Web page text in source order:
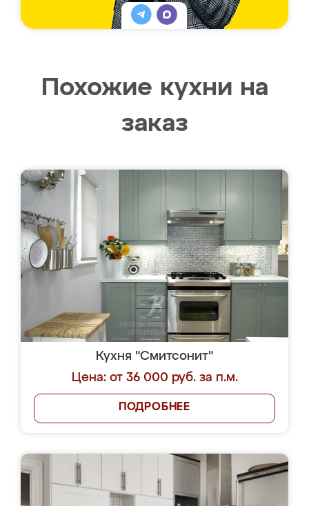
Похожие кухни на
заказ
Кухня "Смитсонит"
Цена: от 36 000 руб. за п.м.
ПОДРОБНЕЕ